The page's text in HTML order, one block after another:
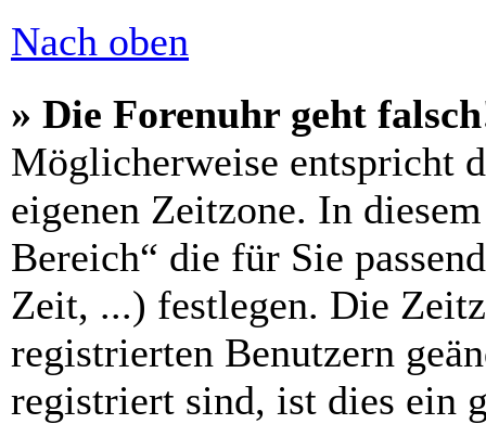
Nach oben
» Die Forenuhr geht
Möglicherweise entspricht
eigenen Zeitzone. In
Bereich“ die für Sie
Zeit, ...) festlegen. Die
registrierten Benutzern
registriert sind, ist dies ein